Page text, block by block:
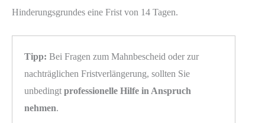
Hinderungsgrundes eine Frist von 14 Tagen.
Tipp: Bei Fragen zum Mahnbescheid oder zur
nachträglichen Fristverlängerung, sollten Sie
unbedingt professionelle Hilfe in Anspruch
nehmen.